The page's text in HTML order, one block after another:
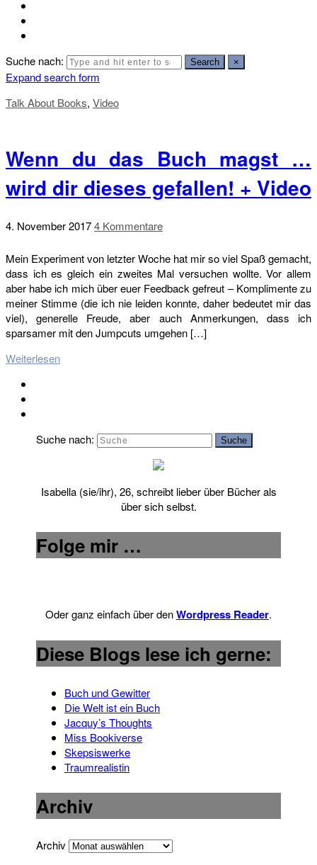
Suche nach: Search ×
Expand search form
Talk About Books, Video
Wenn du das Buch magst …
wird dir dieses gefallen! + Video
4. November 20174 Kommentare
Mein Experiment von letzter Woche hat mir so viel Spaß gemacht,
dass ich es gleich ein zweites Mal versuchen wollte. Vor allem
aber habe ich mich über euer Feedback gefreut – Komplimente zu
meiner Stimme (die ich nie leiden konnte, daher bedeutet mir das
viel), generelle Freude, aber auch Anmerkungen, dass ich
sparsamer mit den Jumpcuts umgehen […]
Weiterlesen
Suche nach: Suche
Isabella (sie/ihr), 26, schreibt lieber über Bücher als
über sich selbst.
Folge mir …
Oder ganz einfach über denWordpress Reader.
Diese Blogs lese ich gerne:
Buch und Gewitter
Die Welt ist ein Buch
Jacquy’s Thoughts
Miss Bookiverse
Skepsiswerke
Traumrealistin
Archiv
Archiv